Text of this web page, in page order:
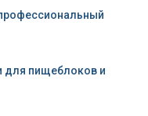
для пищеблоков и